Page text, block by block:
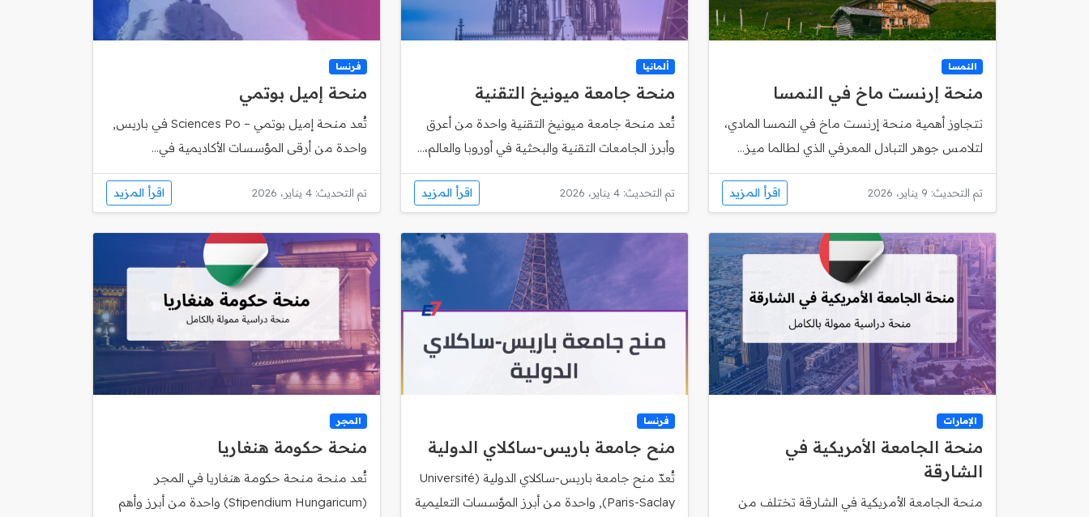
النمسا
منحة إرنست ماخ في النمسا
تتجاوز أهمية منحة إرنست ماخ في النمسا المادي،
لتلامس جوهر التبادل المعرفي الذي لطالما ميز...
تم التحديث: 9 يناير، 2026 اقرأ المزيد
ألمانيا
منحة جامعة ميونيخ التقنية
تُعد منحة جامعة ميونيخ التقنية واحدة من أعرق
وأبرز الجامعات التقنية والبحثية في أوروبا والعالم،...
تم التحديث: 4 يناير، 2026 اقرأ المزيد
فرنسا
منحة إميل بوتمي
تُعد منحة إميل بوتمي – Sciences Po في باريس,
واحدة من أرقى المؤسسات الأكاديمية في...
تم التحديث: 4 يناير، 2026 اقرأ المزيد
الإمارات
منحة الجامعة الأمريكية في
الشارقة
منحة الجامعة الأمريكية في الشارقة تختلف من
فرنسا
منح جامعة باريس‑ساكلاي الدولية
تُعدّ منح جامعة باريس‑ساكلاي الدولية (Université
Paris-Saclay), واحدة من أبرز المؤسسات التعليمية
المجر
منحة حكومة هنغاريا
تُعد منحة منحة حكومة هنغاريا في المجر
(Stipendium Hungaricum) واحدة من أبرز وأهم